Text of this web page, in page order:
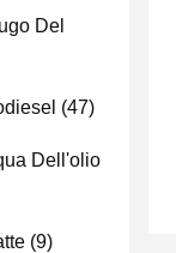
Del
(47)
Dell'olio
(9)